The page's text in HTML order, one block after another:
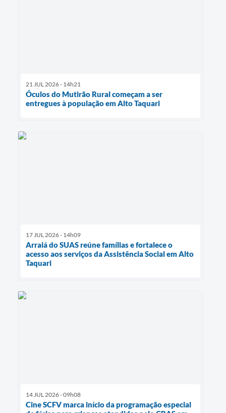
21 JUL 2026 - 14h21
Óculos do Mutirão Rural começam a ser
entregues à população em Alto Taquari
17 JUL 2026 - 14h09
Arraiá do SUAS reúne famílias e fortalece o
acesso aos serviços da Assistência Social em Alto
Taquari
14 JUL 2026 - 09h08
Cine SCFV marca início da programação especial